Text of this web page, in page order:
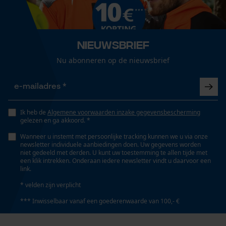
Eigenschap
isolerend, vochtabsorberend, snel drogend,
vochtregulerend, temperatuur regulerend,
Nee
Fasewisselaar
Nee
Schuine snede
Nee
Nieuwsbrief
Nu abonneren op de nieuwsbrief
Ik heb de Algemene voorwaarden inzake gegevensbescherming
gelezen en ga akkoord. *
Wanneer u instemt met persoonlijke tracking kunnen we u via onze
newsletter individuele aanbiedingen doen. Uw gegevens worden
niet gedeeld met derden. U kunt uw toestemming te allen tijde met
een klik intrekken. Onderaan iedere newsletter vindt u daarvoor een
link.
* velden zijn verplicht
*** Inwisselbaar vanaf een goederenwaarde van 100,- €
Loop54 Personalization
Opgeslagen winkelwagen
Persoonlijke begroeting
YouTube-video's
Google Maps
Marketing Cookies
Google Global Site Tag